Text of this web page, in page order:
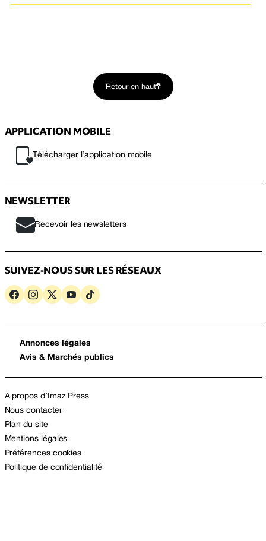
Retour en haut
APPLICATION MOBILE
Télécharger l’application mobile
NEWSLETTER
Recevoir les newsletters
SUIVEZ-NOUS SUR LES RÉSEAUX
Annonces légales
Avis & Marchés publics
A propos d’Imaz Press
Nous contacter
Plan du site
Mentions légales
Préférences cookies
Politique de confidentialité